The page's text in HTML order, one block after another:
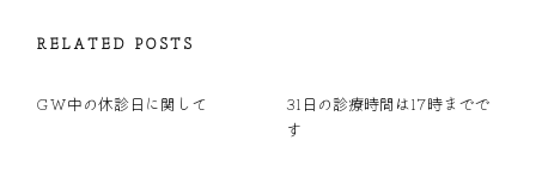
RELATED POSTS
GW中の休診日に関して
31日の診療時間は17時までで
す